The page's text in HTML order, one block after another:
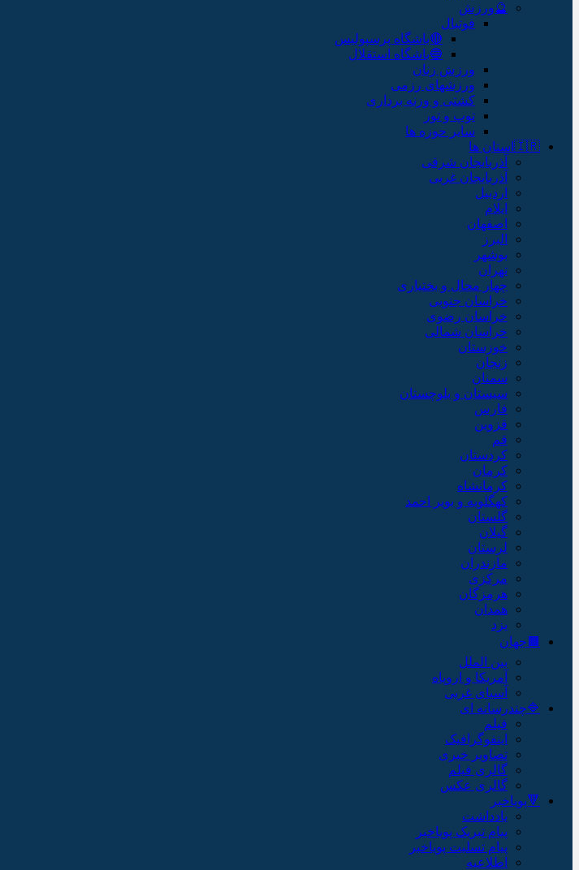
🔮ورزش
فوتبال
🔴باشگاه پرسپولیس
🔵باشگاه استقلال
ورزش زنان
ورزشهای رزمی
کشتی و وزنه برداری
توپ و تور
سایر حوزه ها
🇮🇷استان ها
آذربایجان شرقی
آذربایجان غربی
اردبیل
ایلام
اصفهان
البرز
بوشهر
تهران
چهار محال و بختیاری
خراسان جنوبی
خراسان رضوی
خراسان شمالی
خوزستان
زنجان
سمنان
سیستان و بلوچستان
فارس
قزوین
قم
کردستان
کرمان
کرمانشاه
کهگلویه و بویر احمد
گلستان
گیلان
لرستان
مازندران
مرکزی
هرمزگان
همدان
یزد
🟫جهان
بین الملل
آمریکا و اروپاه
آسیای غربی
🔷چندرسانه ای
فیلم
اینفوگرافیک
تصاویر خبری
گالری فیلم
گالری عکس
🔻پویاخبر
یادداشت
پیام تبریک پویاخبر
پیام تسلیت پویاخبر
اطلاعیه